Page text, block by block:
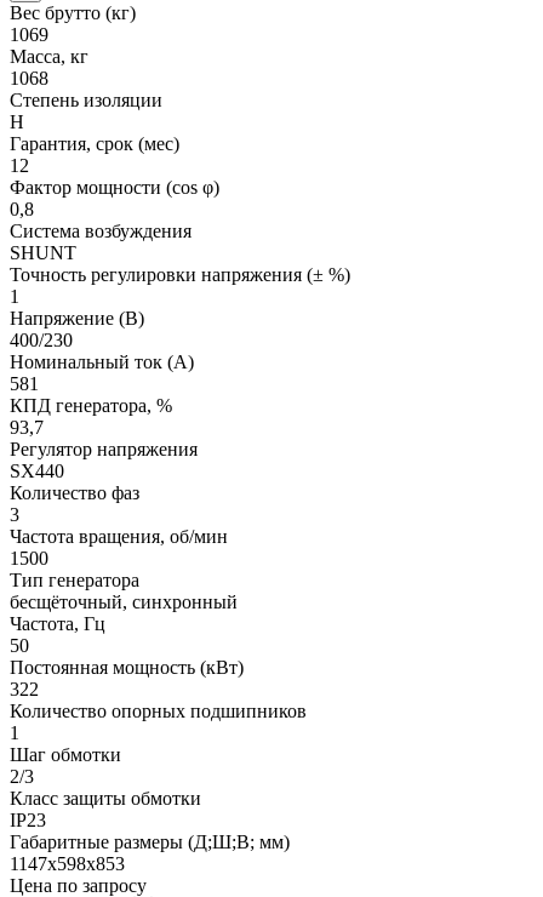
Вес брутто (кг)
1069
Масса, кг
1068
Степень изоляции
H
Гарантия, срок (мес)
12
Фактор мощности (cos φ)
0,8
Система возбуждения
SHUNT
Точность регулировки напряжения (± %)
1
Напряжение (В)
400/230
Номинальный ток (А)
581
КПД генератора, %
93,7
Регулятор напряжения
SX440
Количество фаз
3
Частота вращения, об/мин
1500
Тип генератора
бесщёточный, синхронный
Частота, Гц
50
Постоянная мощность (кВт)
322
Количество опорных подшипников
1
Шаг обмотки
2/3
Класс защиты обмотки
IP23
Габаритные размеры (Д;Ш;В; мм)
1147х598х853
Цена по запросу